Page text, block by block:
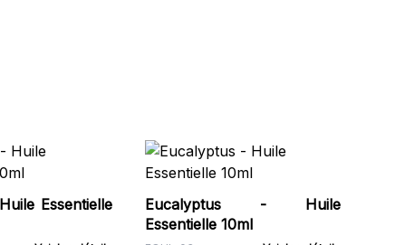
Essentielle
Eucalyptus - Huile
Essentielle 10ml